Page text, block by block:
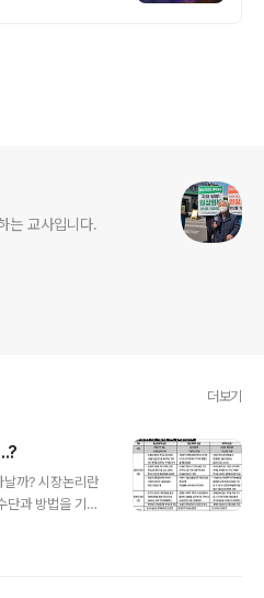
는 교사입니다.
더보기
까? 시장논리란
단과 방법을 기리
. 힘의 논리가 지